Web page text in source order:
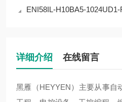
ENI58IL-H10BA5-
详细介绍 在线留言
黑雁（HEYYEN）主要从事自